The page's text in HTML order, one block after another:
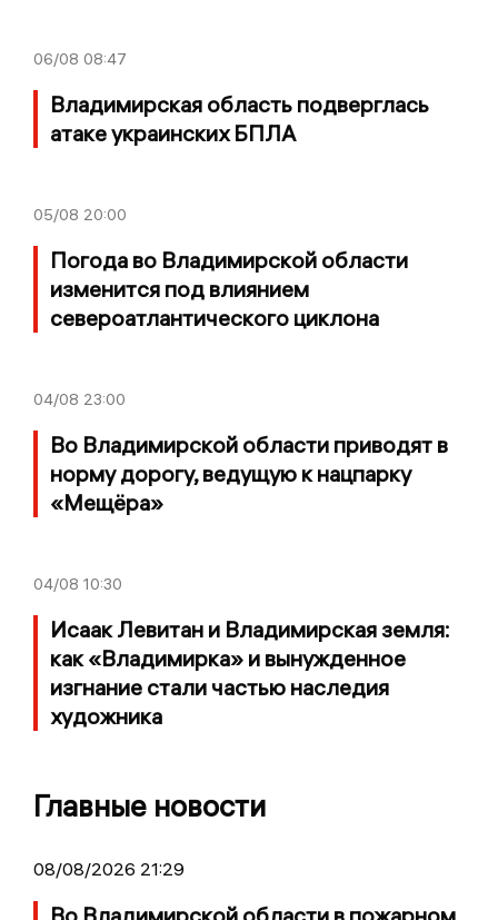
06/08 08:47
Владимирская область подверглась
атаке украинских БПЛА
05/08 20:00
Погода во Владимирской области
изменится под влиянием
североатлантического циклона
04/08 23:00
Во Владимирской области приводят в
норму дорогу, ведущую к нацпарку
«Мещёра»
04/08 10:30
Исаак Левитан и Владимирская земля:
как «Владимирка» и вынужденное
изгнание стали частью наследия
художника
Главные новости
08/08/2026 21:29